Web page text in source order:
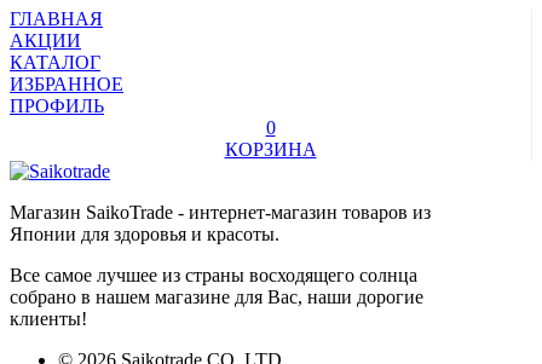
ГЛАВНАЯ
АКЦИИ
КАТАЛОГ
ИЗБРАННОЕ
ПРОФИЛЬ
0
КОРЗИНА
Магазин SaikoTrade - интернет-магазин товаров из
Японии для здоровья и красоты.
Все самое лучшее из страны восходящего солнца
собрано в нашем магазине для Вас, наши дорогие
клиенты!
© 2026 Saikotrade CO, LTD